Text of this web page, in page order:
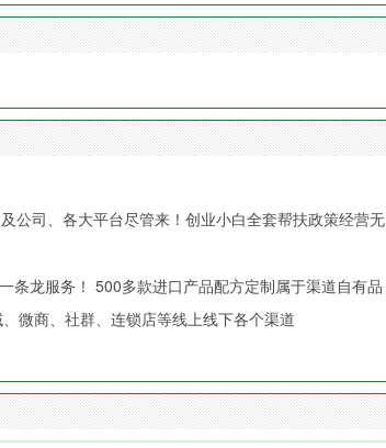
公司、各大平台尽管来！创业小白全套帮扶政策经营无
条龙服务！ 500多款进口产品配方定制属于渠道自有品
微商、社群、连锁店等线上线下各个渠道